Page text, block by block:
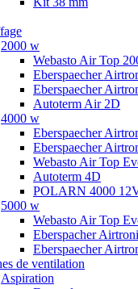
2000 w
Webasto Air Top
Eberspaecher
Eberspaecher
Autoterm Air 2D
4000 w
Eberspaecher
Eberspaecher
Webasto Air Top
Autoterm 4D
POLARN 4000
5000 w
Webasto Air Top
Eberspacher
Eberspaecher
de ventilation
Aspiration